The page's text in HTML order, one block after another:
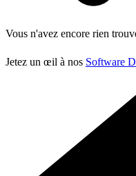
Vous n'avez encore rien
Jetez un œil à nos Software